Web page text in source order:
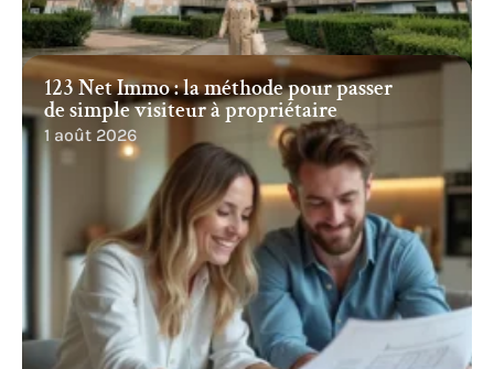
123 Net Immo : la méthode pour passer
de simple visiteur à propriétaire
1 août 2026